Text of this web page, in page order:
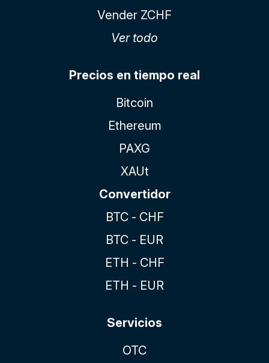
Vender ZCHF
Ver todo
Precios en tiempo real
Bitcoin
Ethereum
PAXG
XAUt
Convertidor
BTC - CHF
BTC - EUR
ETH - CHF
ETH - EUR
Servicios
OTC